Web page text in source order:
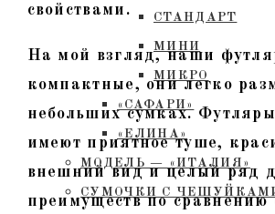
СТАНДАРТ
МИНИ
МИКРО
«САФАРИ»
«ЕЛИНА»
МОДЕЛЬ — «ИТАЛИЯ»
СУМОЧКИ С
свойствами.
На мой взгляд, наши
компактные, они легко
небольших сумках.
имеют приятное туше,
внешний вид и целый ряд
преимуществ по сравнению